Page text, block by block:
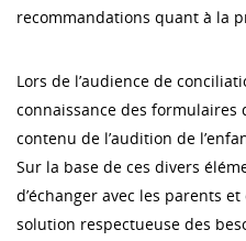
recommandations quant à la
Lors de l’audience de
connaissance des formulaires
contenu de l’audition de
Sur la base de ces divers
d’échanger avec les parents
solution respectueuse des